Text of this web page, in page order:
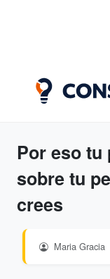
Por eso tu
sobre tu
crees
Maria Gracia